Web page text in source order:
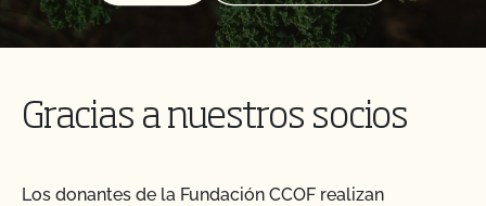
Gracias a nuestros socios
Los donantes de la Fundación CCOF realizan